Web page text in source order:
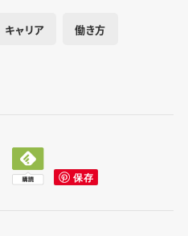
キャリア 働き方